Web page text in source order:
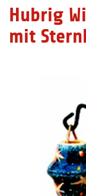
Hubrig
mit